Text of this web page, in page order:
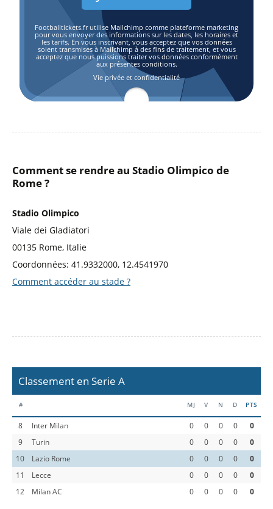
Footballtickets.fr utilise Mailchimp comme plateforme marketing
pour vous envoyer des informations sur les dates, les horaires et
les tarifs. En vous inscrivant, vous acceptez que vos données
soient transmises à Mailchimp à des fins de traitement, et vous
acceptez que nous puissions traiter vos données conformément
aux présentes conditions.
Vie privée et confidentialité
Comment se rendre au Stadio Olimpico de
Rome ?
Stadio Olimpico
Viale dei Gladiatori
00135 Rome, Italie
Coordonnées: 41.9332000, 12.4541970
Comment accéder au stade ?
Classement en Serie A
# MJ V N D PTS
8 Inter Milan 0 0 0 0
0
9
Turin 0 0 0 0
0
10
Lazio Rome 0 0 0 0
0
11
Lecce 0 0 0 0
0
12
Milan AC 0 0 0 0 0